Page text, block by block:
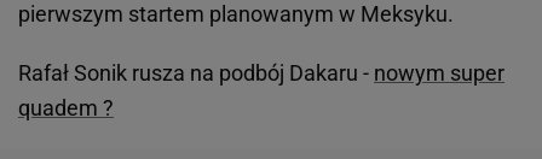
pierwszym startem planowanym w Meksyku.
Rafał Sonik rusza na podbój Dakaru - nowym super
quadem ?